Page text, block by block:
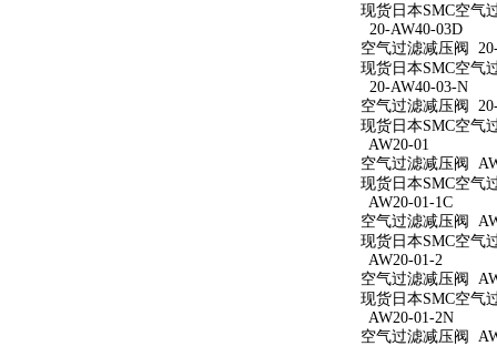
现货日本SMC空气
20-AW40-03D
空气过滤减压阀
现货日本SMC空气
20-AW40-03-N
空气过滤减压阀
现货日本SMC空气
AW20-01
空气过滤减压阀
现货日本SMC空气
AW20-01-1C
空气过滤减压阀
现货日本SMC空气
AW20-01-2
空气过滤减压阀
现货日本SMC空气
AW20-01-2N
空气过滤减压阀